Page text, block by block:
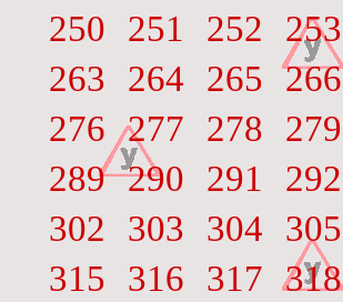
250
251 252 253
263
264 265 266
276 277 278 279
289 290 291 292
302
303 304 305
315
316 317 318